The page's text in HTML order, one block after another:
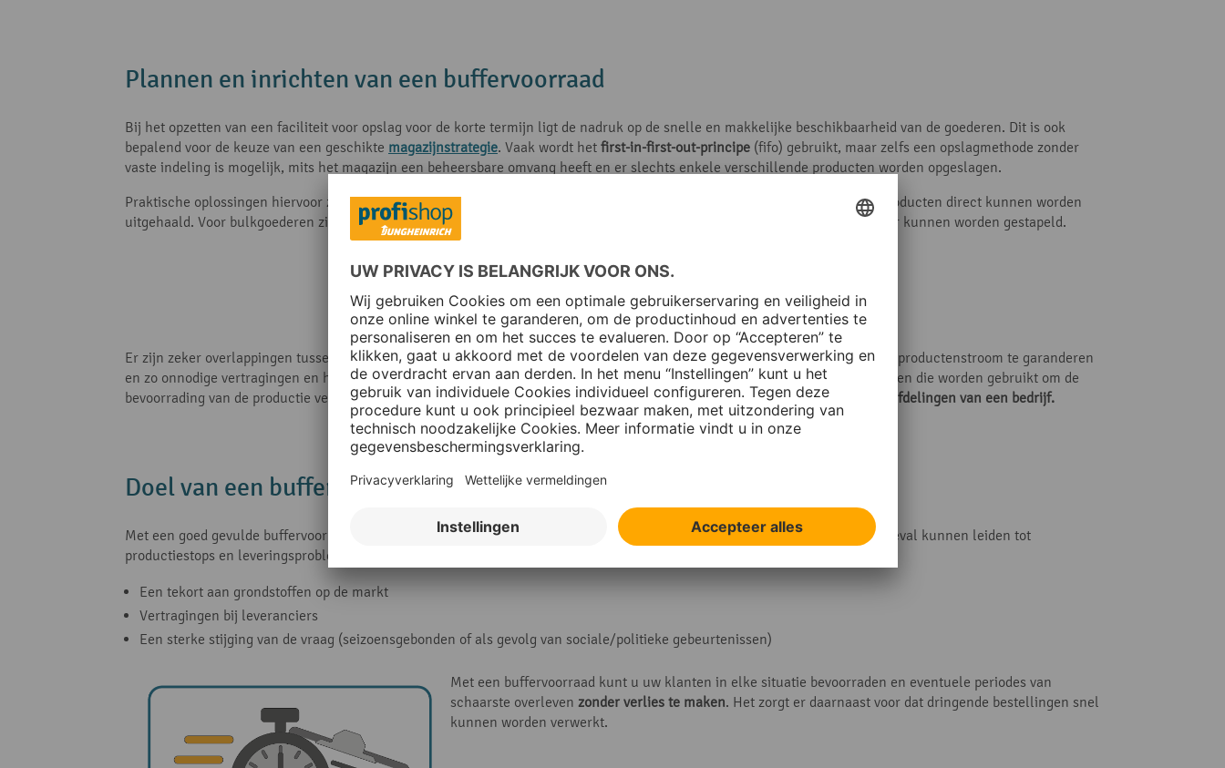
Plannen en inrichten van een buffervoorraad
Bij het opzetten van een faciliteit voor opslag voor de korte termijn ligt de nadruk op de snelle en makkelijke beschikbaarheid van de goederen. Dit is ook
bepalend voor de keuze van een geschikte magazijnstrategie. Vaak wordt het first-in-first-out-principe (fifo) gebruikt, maar zelfs een opslagmethode zonder
vaste indeling is mogelijk, mits het magazijn een beheersbare omvang heeft en er slechts enkele verschillende producten worden opgeslagen.
Praktische oplossingen hiervoor zijnmagazijnrekkenmet toegang aan beide kanten of hellende
waar de producten direct kunnen worden
uitgehaald. Voor bulkgoederen zijn
magazijnbakkenbijzonder geschikt, die op inhoud kunnen worden gesorteerd en op elkaar kunnen worden gestapeld.
Naar de magazijnproducte
Er zijn zeker overlappingen tussen de buffer- en productievoorraad: beide soorten opslag zijn bedoeld om een ononderbroken productenstroom te garanderen
en zo onnodige vertragingen en hoge kosten te vermijden. De productievoorraad bevat echter alleen grondstoffen en materialen die worden gebruikt om de
bevoorrading van de productie veilig te stellen. Een buffervoorraad kan daarentegen worden ingerichttussen alle mogelijke afdelingen van een bedrijf.
Doel van een buffervoorraad: voorbeelden uit de praktijk
Met een goed gevulde buffervoorraad is uw bedrijf tot op zekere hoogte onafhankelijk van schommelingendie in het ergste geval kunnen leiden tot
productiestops en leveringsproblemen. Deze worden vaak veroorzaakt door externe factoren als:
Een tekort aan grondstoffen op de markt
Vertragingen bij leveranciers
Een sterke stijging van de vraag (seizoensgebonden of als gevolg van sociale/politieke gebeurtenissen)
Met een buffervoorraad kunt u uw klanten in elke situatie bevoorraden en eventuele periodes van
schaarste overleven zonder verlies te maken. Het zorgt er daarnaast voor dat dringende bestellingen snel
kunnen worden verwerkt.